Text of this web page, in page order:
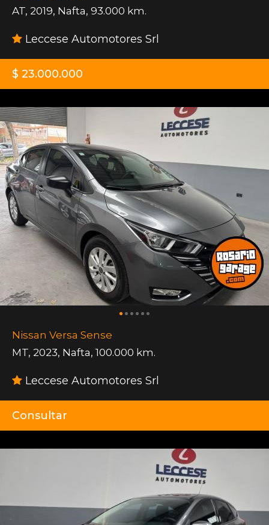
AT, 2019, Nafta, 93.000 km.
Leccese Automotores Srl
$ 23.000.000
Nissan Versa Sense
MT, 2023, Nafta, 100.000 km.
Leccese Automotores Srl
Consultar